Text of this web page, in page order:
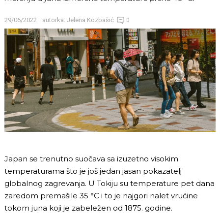
29/06/2022 autorka: Jelena Kozbašić 0
Japan se trenutno suočava sa izuzetno visokim
temperaturama što je još jedan jasan pokazatelj
globalnog zagrevanja. U Tokiju su temperature pet dana
zaredom premašile 35 °C i to je najgori nalet vrućine
tokom juna koji je zabeležen od 1875. godine.